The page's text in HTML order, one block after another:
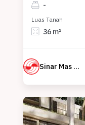
-
Luas Tanah
36 m²
Sinar Mas Land